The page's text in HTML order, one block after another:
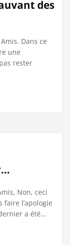
des
Dans ce
une
rester
Non, ceci
faire l’apologie
a été…